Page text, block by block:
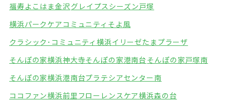
福寿よこはま金沢 グレイプスシーズン戸塚
横浜パークケアコミュニティそよ風
クラシック･コミュニティ横浜イリーゼたまプラーザ
そんぽの家横浜神大寺そんぽの家港南台そんぽの家戸塚南
そんぽの家横浜港南台プラテシアセンター南
ココファン横浜前里 フローレンスケア横浜森の台